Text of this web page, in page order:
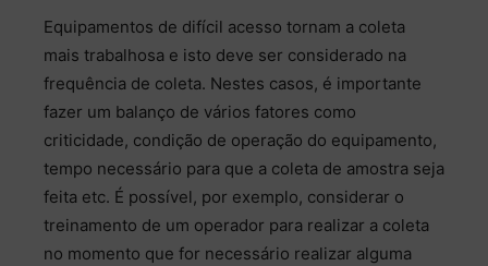
Equipamentos de difícil acesso tornam a coleta
mais trabalhosa e isto deve ser considerado na
frequência de coleta. Nestes casos, é importante
fazer um balanço de vários fatores como
criticidade, condição de operação do equipamento,
tempo necessário para que a coleta de amostra seja
feita etc. É possível, por exemplo, considerar o
treinamento de um operador para realizar a coleta
no momento que for necessário realizar alguma